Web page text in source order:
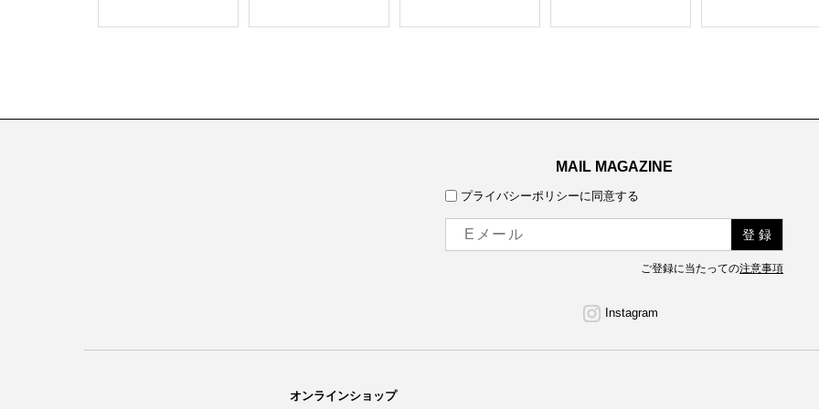
オンラインショップ
MAIL MAGAZINE
プライバシーポリシーに同意する
ご登録に当たっての注意事項
Instagram